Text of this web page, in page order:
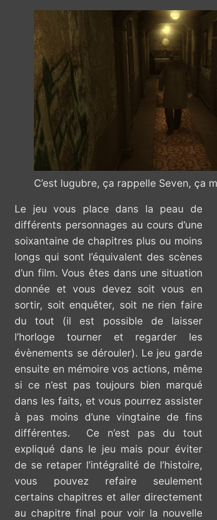
C’est lugubre, ça rappelle Seven, ça
Le jeu vous place dans la peau de
différents personnages au cours d’une
soixantaine de chapitres plus ou moins
longs qui sont l’équivalent des scènes
d’un film. Vous êtes dans une situation
donnée et vous devez soit vous en
sortir, soit enquêter, soit ne rien faire
du tout (il est possible de laisser
l’horloge tourner et regarder les
évènements se dérouler). Le jeu garde
ensuite en mémoire vos actions, même
si ce n’est pas toujours bien marqué
dans les faits, et vous pourrez assister
à pas moins d’une vingtaine de fins
différentes. Ce n’est pas du tout
expliqué dans le jeu mais pour éviter
de se retaper l’intégralité de l’histoire,
vous pouvez refaire seulement
certains chapitres et aller directement
au chapitre final pour voir la nouvelle